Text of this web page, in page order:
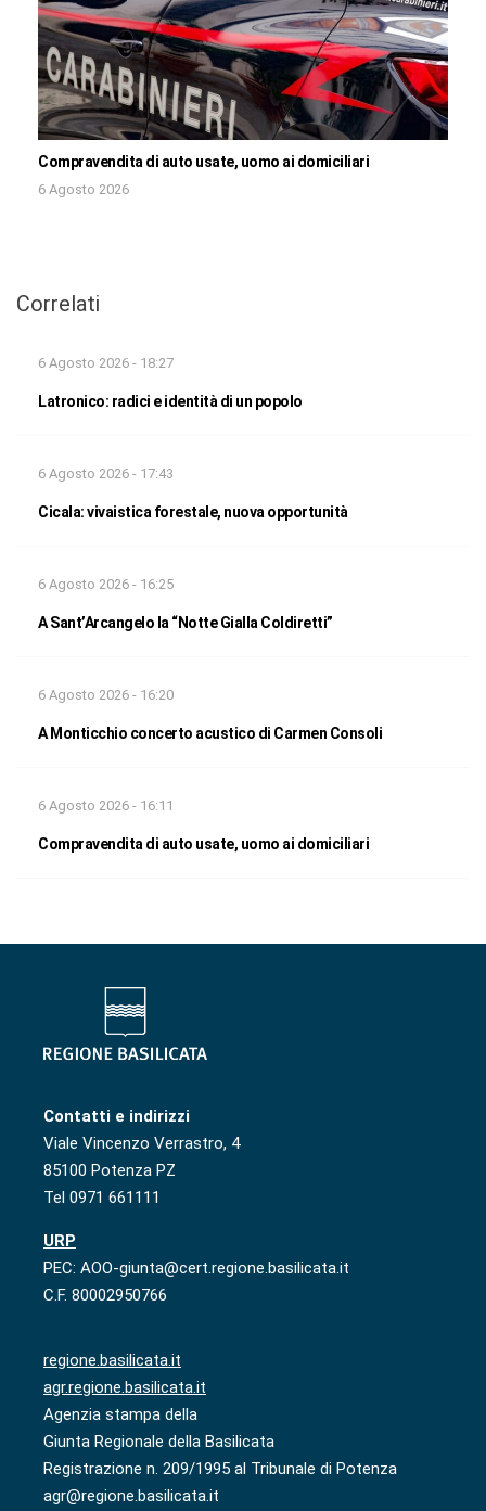
Compravendita di auto usate, uomo ai domiciliari
6 Agosto 2026
Correlati
6 Agosto 2026 - 18:27
Latronico: radici e identità di un popolo
6 Agosto 2026 - 17:43
Cicala: vivaistica forestale, nuova opportunità
6 Agosto 2026 - 16:25
A Sant’Arcangelo la “Notte Gialla Coldiretti”
6 Agosto 2026 - 16:20
A Monticchio concerto acustico di Carmen Consoli
6 Agosto 2026 - 16:11
Compravendita di auto usate, uomo ai domiciliari
Contatti e indirizzi
Viale Vincenzo Verrastro, 4
85100 Potenza PZ
Tel 0971 661111
URP
PEC: AOO-giunta@cert.regione.basilicata.it
C.F. 80002950766
regione.basilicata.it
agr.regione.basilicata.it
Agenzia stampa della
Giunta Regionale della Basilicata
Registrazione n. 209/1995 al Tribunale di Potenza
agr@regione.basilicata.it